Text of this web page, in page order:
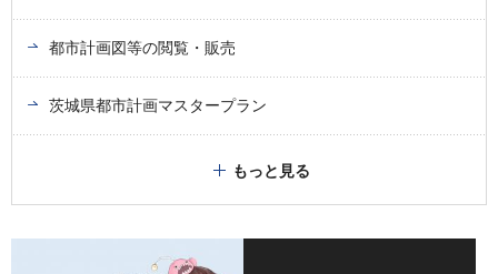
都市計画図等の閲覧・販売
茨城県都市計画マスタープラン
もっと見る